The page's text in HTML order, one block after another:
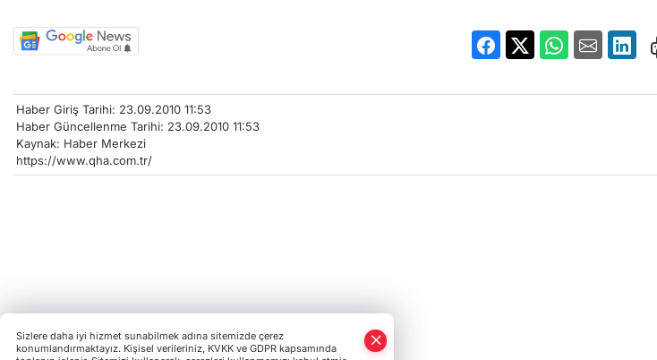
Haber Giriş Tarihi: 23.09.2010 11:53
Haber Güncellenme Tarihi: 23.09.2010 11:53
Kaynak: Haber Merkezi
https://www.qha.com.tr/
Sizlere daha iyi hizmet sunabilmek adına sitemizde çerez
konumlandırmaktayız. Kişisel verileriniz, KVKK ve GDPR kapsamında